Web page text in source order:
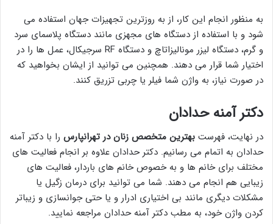
به منظور انجام این کار، از به روزترین تجهیزات جهان استفاده می
شود و با استفاده از دستگاه های مجهزی مانند دستگاه پلاسمای سرد
و گرم، دستگاه لیزر مونالیزاتاچ و دستگاه RF سرجیکال، عمل ها را در
اختیار شما قرار می دهند. همچنین می توانید از ایشان بخواهید که
در صورت نیاز، به واژن شما فیلر یا چربی تزریق کنند.
دکتر آمنه حدادان
در نهایت، فهرست بهترین متخصص زنان در تهرانپارس را با دکتر آمنه
حدادان به اتمام می رسانیم. دکتر حدادان علاوه بر انجام فعالیت های
مختلف برای خانم ها و به خصوص خانم های باردار، فعالیت های
زیبایی هم انجام می دهند. شما می توانید برای درمان زگیل یا
مشکلات دیگری مانند بی اختیاری ادرار و یا حتی جوانسازی و زیباتر
کردن واژن خود، به مطب دکتر آمنه حدادان مراجعه نمایید.